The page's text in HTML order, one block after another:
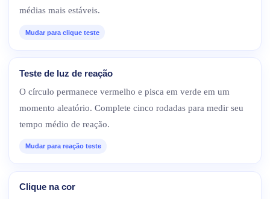
médias mais estáveis.
Mudar para clique teste
Teste de luz de reação
O círculo permanece vermelho e pisca em verde em um
momento aleatório. Complete cinco rodadas para medir seu
tempo médio de reação.
Mudar para reação teste
Clique na cor